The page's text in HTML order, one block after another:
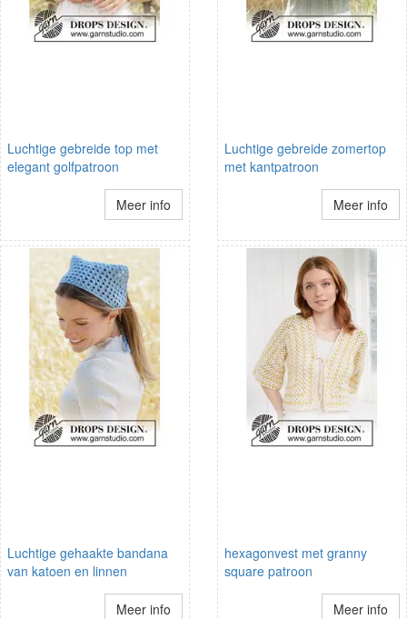
Luchtige gebreide top met
elegant golfpatroon
Meer info
Luchtige gebreide zomertop
met kantpatroon
Meer info
Luchtige gehaakte bandana
van katoen en linnen
Meer info
hexagonvest met granny
square patroon
Meer info